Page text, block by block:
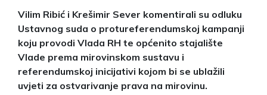
Vilim Ribić i Krešimir Sever komentirali su odluku
Ustavnog suda o protureferendumskoj kampanji
koju provodi Vlada RH te općenito stajalište
Vlade prema mirovinskom sustavu i
referendumskoj inicijativi kojom bi se ublažili
uvjeti za ostvarivanje prava na mirovinu.